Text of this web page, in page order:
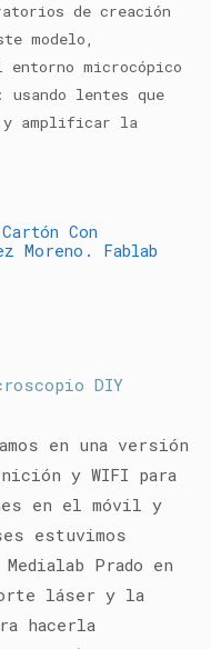
de creación
modelo,
microcópico
lentes que
y amplificar la
Con
Moreno. Fablab
DIY
en una versión
y WIFI para
en el móvil y
estuvimos
Prado en
láser y la
hacerla